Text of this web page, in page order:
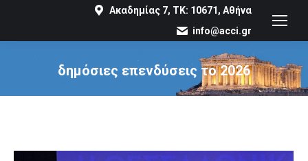
Ακαδημίας 7, ΤΚ: 10671, Αθήνα
info@acci.gr
δημόσιες επενδύσεις το 2026
You are here: